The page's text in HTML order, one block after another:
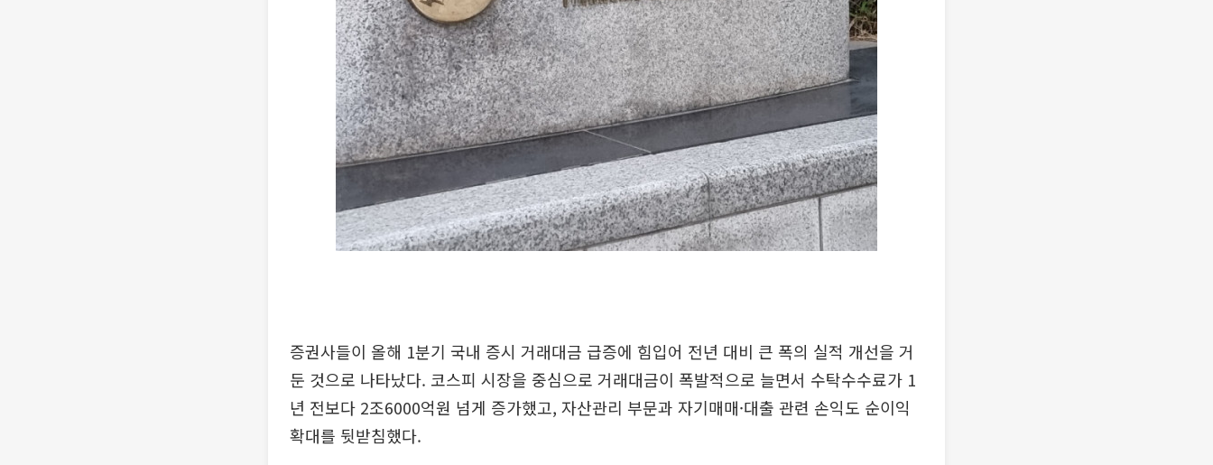
증권사들이 올해 1분기 국내 증시 거래대금 급증에 힘입어 전년 대비 큰 폭의 실적 개선을 거
둔 것으로 나타났다. 코스피 시장을 중심으로 거래대금이 폭발적으로 늘면서 수탁수수료가 1
년 전보다 2조6000억원 넘게 증가했고, 자산관리 부문과 자기매매·대출 관련 손익도 순이익
확대를 뒷받침했다.